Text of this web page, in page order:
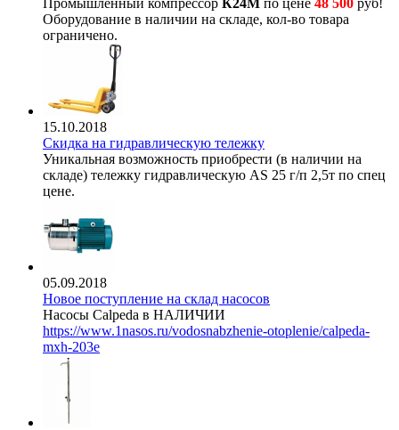
Промышленный компрессор К24М по цене 48 500 руб!
Оборудование в наличии на складе, кол-во товара
ограничено.
15.10.2018
Скидка на гидравлическую тележку
Уникальная возможность приобрести (в наличии на
складе) тележку гидравлическую AS 25 г/п 2,5т по спец
цене.
05.09.2018
Новое поступление на склад насосов
Насосы Calpeda в НАЛИЧИИ
https://www.1nasos.ru/vodosnabzhenie-otoplenie/calpeda-
mxh-203e